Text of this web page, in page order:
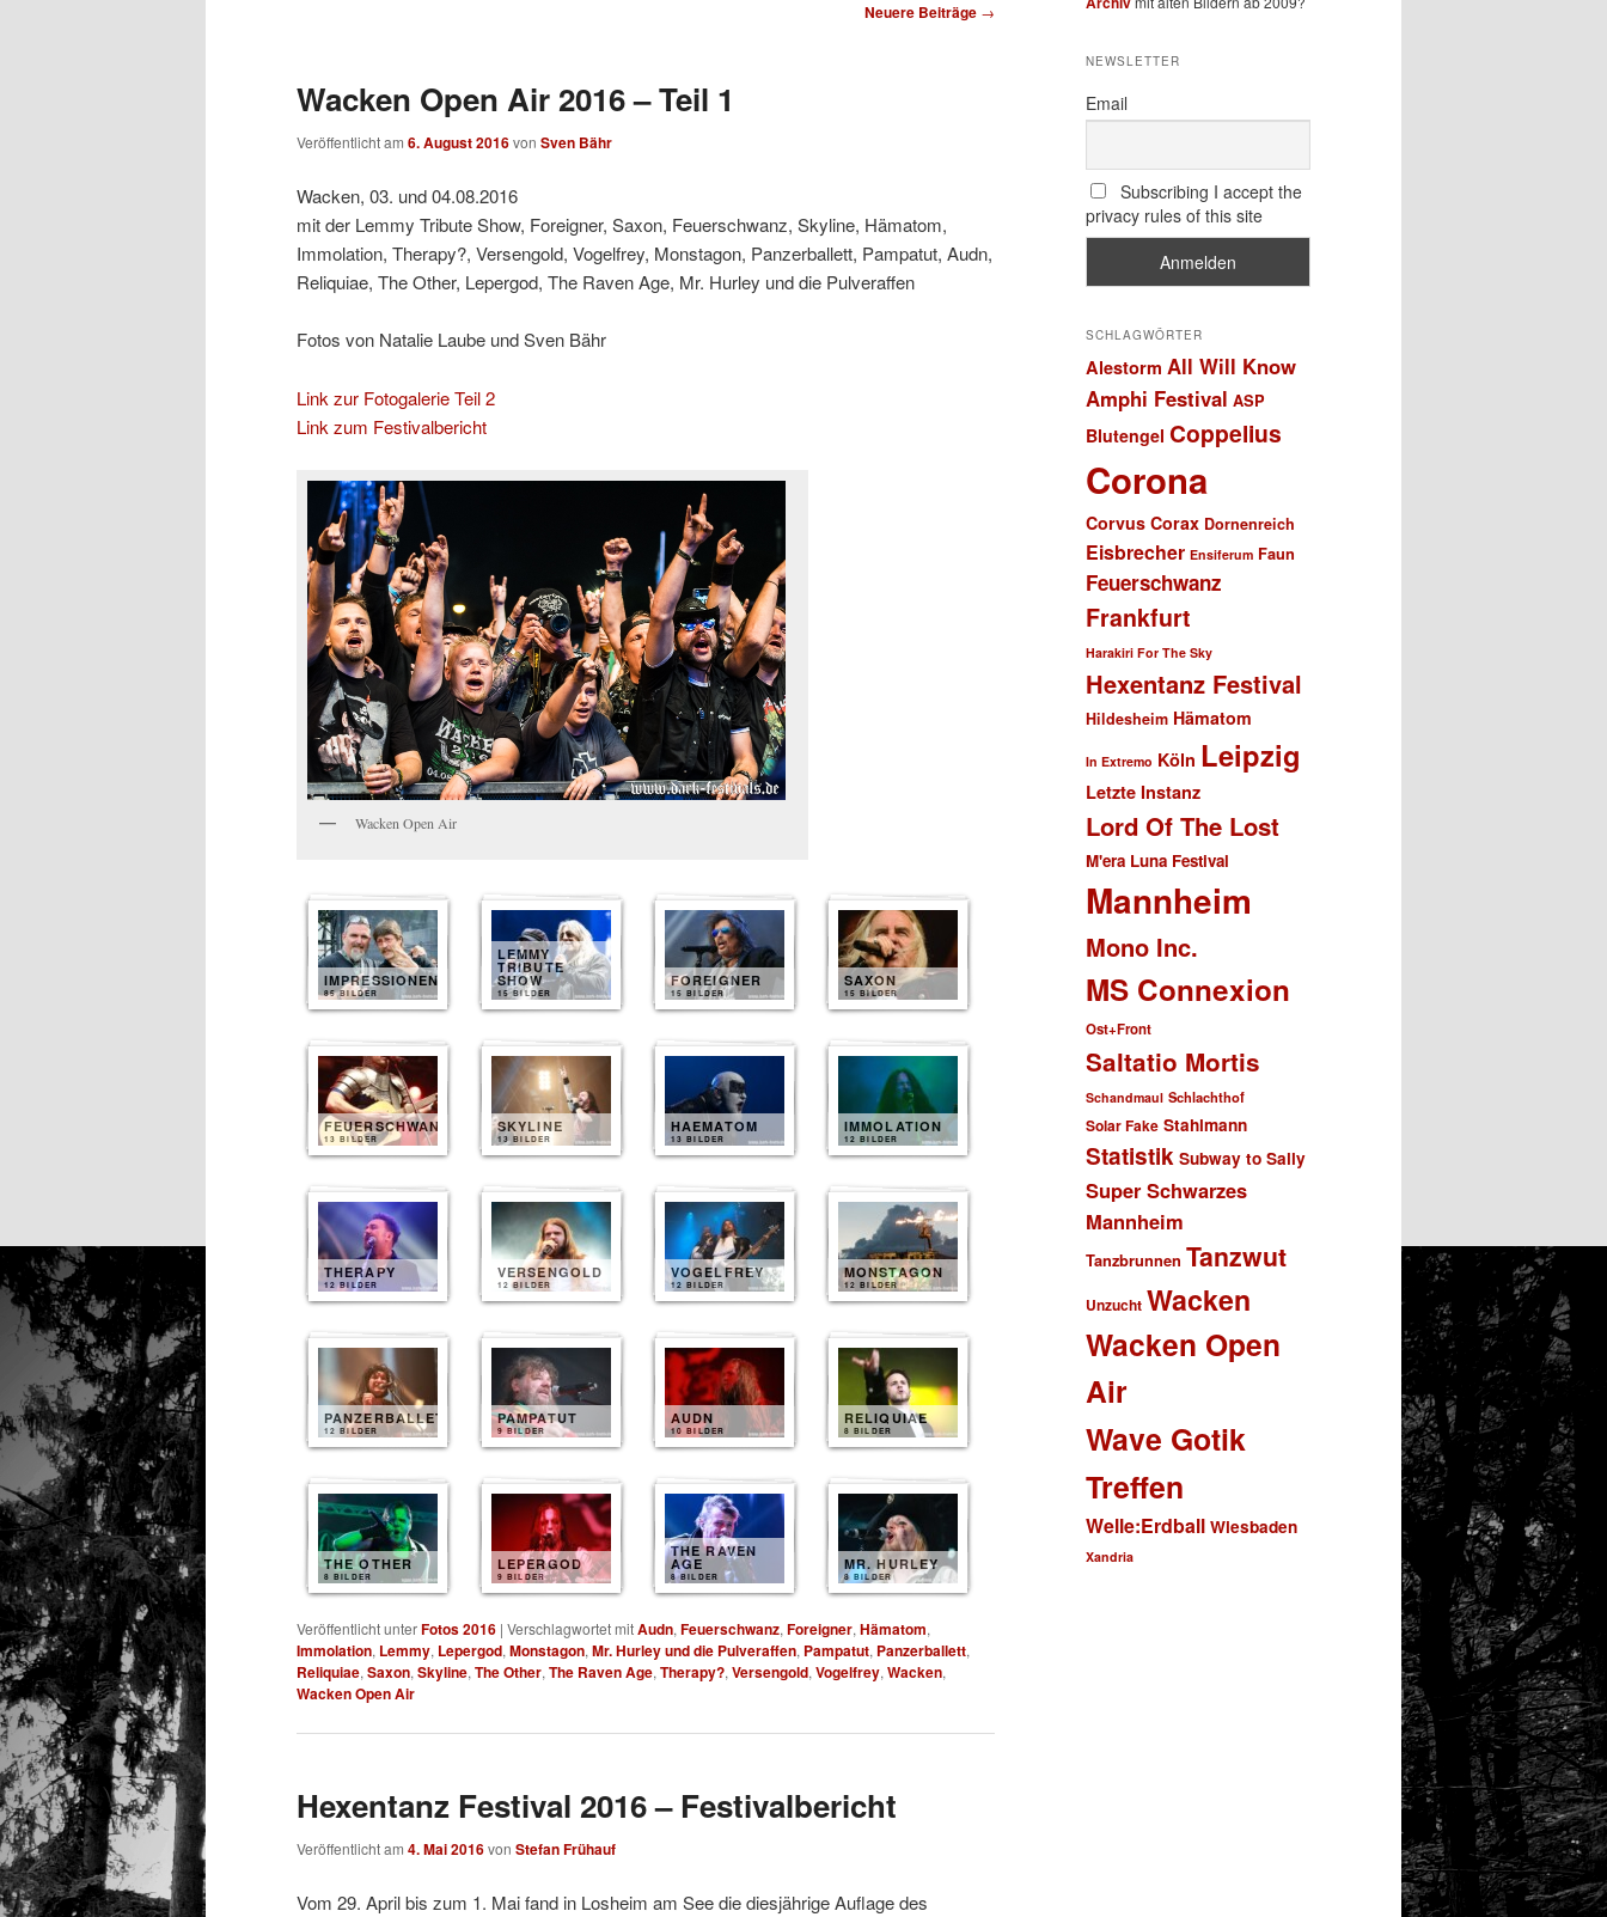
Neuere Beiträge →
Wacken Open Air 2016 – Teil 1
Veröffentlicht am 6. August 2016von Sven Bähr
Wacken, 03. und 04.08.2016
mit der Lemmy Tribute Show, Foreigner, Saxon, Feuerschwanz, Skyline, Hämatom,
Immolation, Therapy?, Versengold, Vogelfrey, Monstagon, Panzerballett, Pampatut, Audn,
Reliquiae, The Other, Lepergod, The Raven Age, Mr. Hurley und die Pulveraffen
Fotos von Natalie Laube und Sven Bähr
Link zur Fotogalerie Teil 2
Link zum Festivalbericht
Wacken Open Air
IMPRESSIONEN
85 BILDER
LEMMY
TRIBUTE
SHOW
15 BILDER
FOREIGNER
15 BILDER
SAXON
15 BILDER
FEUERSCHWANZ
13 BILDER
SKYLINE
13 BILDER
HAEMATOM
13 BILDER
IMMOLATION
12 BILDER
THERAPY
12 BILDER
VERSENGOLD
12 BILDER
VOGELFREY
12 BILDER
MONSTAGON
12 BILDER
PANZERBALLETT
12 BILDER
PAMPATUT
9 BILDER
AUDN
10 BILDER
RELIQUIAE
8 BILDER
THE OTHER
8 BILDER
LEPERGOD
9 BILDER
THE RAVEN
AGE
8 BILDER
MR. HURLEY
8 BILDER
Veröffentlicht unterFotos 2016 | Verschlagwortet mitAudn, Feuerschwanz, Foreigner, Hämatom,
Immolation, Lemmy, Lepergod, Monstagon, Mr. Hurley und die Pulveraffen, Pampatut, Panzerballett,
Reliquiae, Saxon, Skyline, The Other, The Raven Age, Therapy?, Versengold, Vogelfrey, Wacken,
Wacken Open Air
Hexentanz Festival 2016 – Festivalbericht
Veröffentlicht am 4. Mai 2016von Stefan Frühauf
Vom 29. April bis zum 1. Mai fand in Losheim am See die diesjährige Auflage des
NEWSLETTER
Email
Subscribing I accept the
privacy rules of this site
SCHLAGWÖRTER
Alestorm All Will Know
Amphi Festival ASP
Blutengel Coppelius
Corona
Corvus Corax Dornenreich
Eisbrecher Ensiferum Faun
Feuerschwanz
Frankfurt
Harakiri For The Sky
Hexentanz Festival
Hildesheim Hämatom
In Extremo Köln Leipzig
Letzte Instanz
Lord Of The Lost
M'era Luna Festival
Mannheim
Mono Inc.
MS Connexion
Ost+Front
Saltatio Mortis
Schandmaul Schlachthof
Solar Fake Stahlmann
Statistik Subway to Sally
Super Schwarzes
Mannheim
Tanzbrunnen Tanzwut
Unzucht Wacken
Wacken Open
Air
Wave Gotik
Treffen
Welle:Erdball Wiesbaden
Xandria